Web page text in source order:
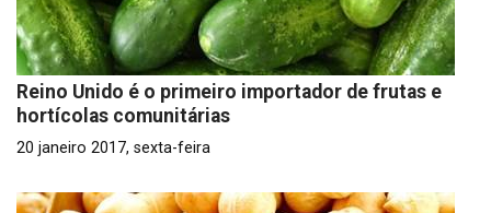
Reino Unido é o primeiro importador de frutas e
hortícolas comunitárias
20 janeiro 2017, sexta-feira